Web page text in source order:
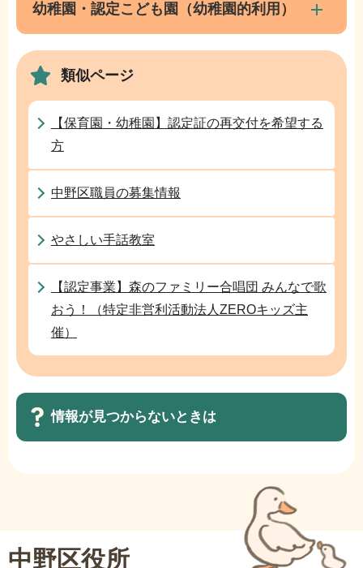
ま
で
ビ
幼稚園・認定こども園（幼稚園的利用）
類似ページ
【保育園・幼稚園】認定証の再交付を希望する
方
中野区職員の募集情報
やさしい手話教室
【認定事業】森のファミリー合唱団 みんなで歌
おう！（特定非営利活動法人ZEROキッズ主
催）
情報が見つからないときは
ゲ
中野区役所